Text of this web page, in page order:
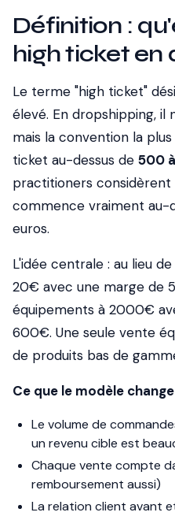
Définition :
high ticket en
Le terme "high ticket"
élevé. En dropshipping, il
mais la convention la
ticket au-dessus de 500
practitioners considèrent
commence vraiment au-
euros.
L'idée centrale : au lieu
20€ avec une marge de
équipements à 2000€
600€. Une seule vente
de produits bas de
Ce que le modèle
Le volume de
un revenu cible est
Chaque vente compte
remboursement aussi)
La relation client avant